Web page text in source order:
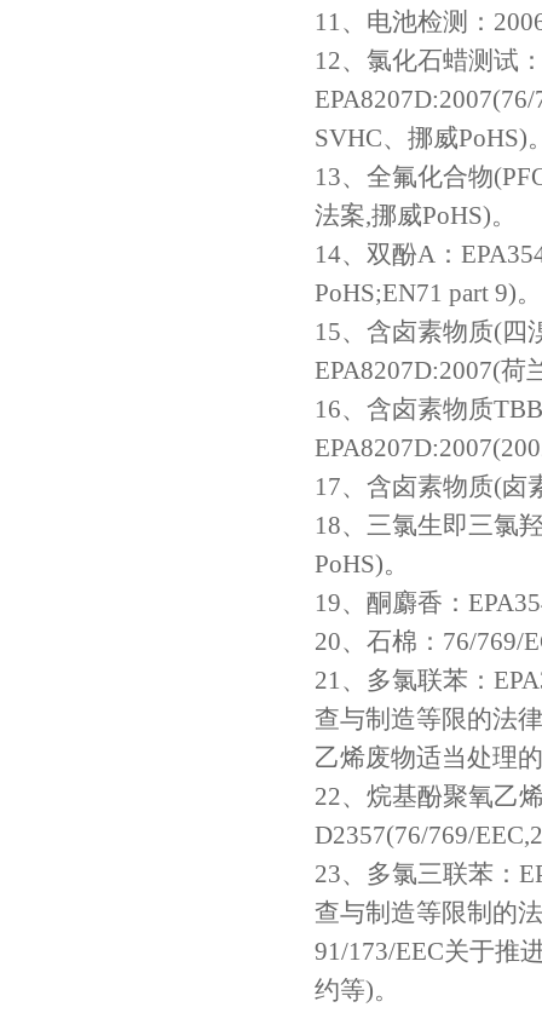
11、电池检测：
12、氯化石蜡测试
SVHC、挪威PoHS)
13、全氟化合物
法案,挪威PoHS)。
14、双酚A：
PoHS;EN71 part 9)。
15、含卤素物质(四
EPA8207D:2007(荷
16、含卤素物质
17、含卤素物质(卤
18、三氯生即三氯
PoHS)。
19、酮麝香：
20、石棉：76/769/
21、多氯联苯：
查与制造等限的法
乙烯废物适当处理
22、烷基酚聚氧乙
D2357(76/769/
23、多氯三联苯：
查与制造等限制的
91/173/EEC关于推
约等)。